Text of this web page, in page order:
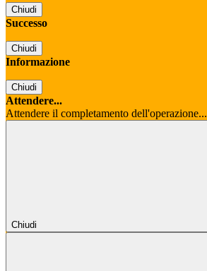
Chiudi
Successo
Chiudi
Informazione
Chiudi
Attendere...
Attendere il completamento dell'operazione...
Chiudi